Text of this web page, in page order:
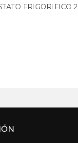
FRIGORIFICO 2